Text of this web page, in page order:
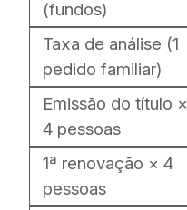
(fundos)
Taxa de análise (1
pedido familiar)
Emissão do título ×
4 pessoas
1ª renovação × 4
pessoas